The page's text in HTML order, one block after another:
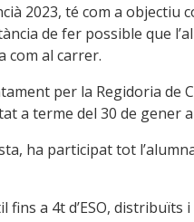
2023, té com a
de fer possible que
com al carrer.
per la Regidoria de
a terme del 30 de gener
ha participat tot
fins a 4t d’ESO,